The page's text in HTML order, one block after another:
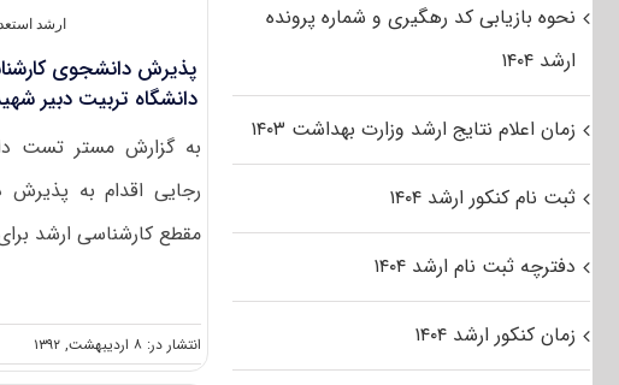
ارشد
پذیرش دانشجوی
دانشگاه تربیت دبیر
به گزارش مستر تست
رجایی اقدام به
مقطع کارشناسی ارشد
انتشار در: ۸ اردیبهشت, ۱۳۹۲
نحوه بازیابی کد رهگیری و شماره پرونده
ارشد ۱۴۰۴
زمان اعلام نتایج ارشد وزارت بهداشت ۱۴۰۳
ثبت نام کنکور ارشد ۱۴۰۴
دفترچه ثبت نام ارشد ۱۴۰۴
زمان کنکور ارشد ۱۴۰۴